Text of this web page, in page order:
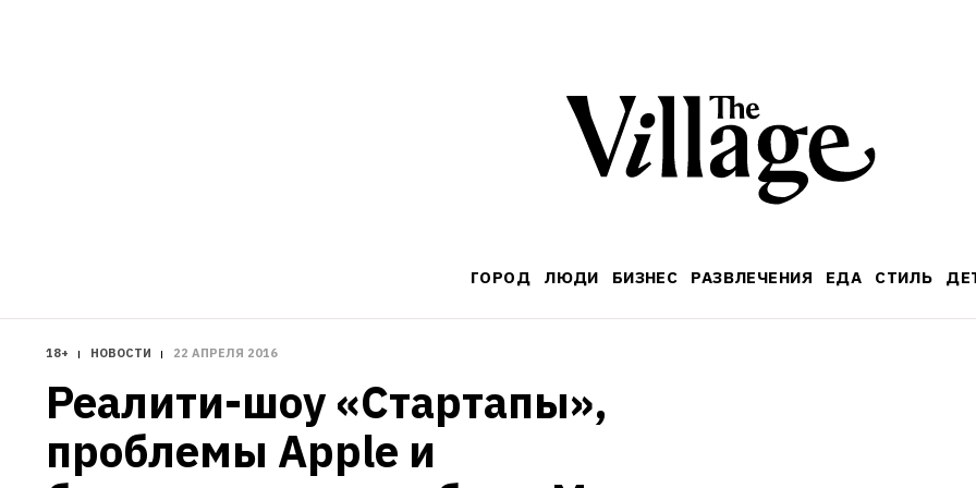
ГОРОД ЛЮДИ БИЗНЕС РАЗВЛЕЧЕНИЯ ЕДА СТИЛЬ
18+ НОВОСТИ 22 АПРЕЛЯ 2016
Реалити-шоу «Стартапы»,
проблемы Apple и